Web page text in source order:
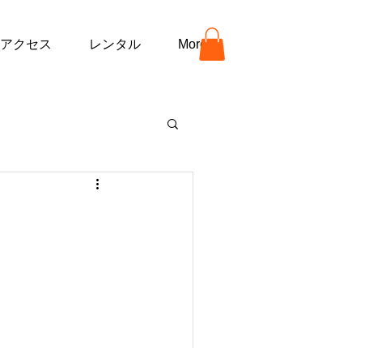
アクセス レンタル More